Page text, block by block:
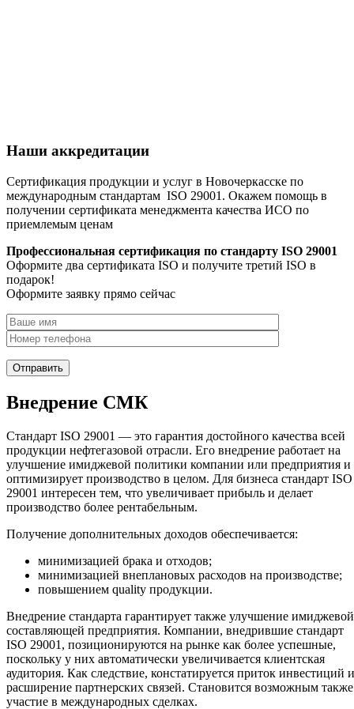
Наши аккредитации
Сертификация продукции и услуг в Новочеркасске по
международным стандартам ISO 29001. Окажем помощь в
получении сертификата менеджмента качества ИСО по
приемлемым ценам
Профессиональная сертификация по стандарту ISO 29001
Оформите два сертификата ISO и получите третий ISO в
подарок!
Оформите заявку прямо сейчас
Внедрение СМК
Стандарт ISO 29001 — это гарантия достойного качества всей
продукции нефтегазовой отрасли. Его внедрение работает на
улучшение имиджевой политики компании или предприятия и
оптимизирует производство в целом. Для бизнеса стандарт ISO
29001 интересен тем, что увеличивает прибыль и делает
производство более рентабельным.
Получение дополнительных доходов обеспечивается:
минимизацией брака и отходов;
минимизацией внеплановых расходов на производстве;
повышением quality продукции.
Внедрение стандарта гарантирует также улучшение имиджевой
составляющей предприятия. Компании, внедрившие стандарт
ISO 29001, позиционируются на рынке как более успешные,
поскольку у них автоматически увеличивается клиентская
аудитория. Как следствие, констатируется приток инвестиций и
расширение партнерских связей. Становится возможным также
участие в международных сделках.